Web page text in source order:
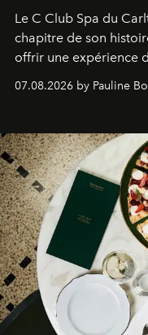
Le C Club Spa du
chapitre de son
offrir une expérience
expertise se
07.08.2026 by Pauline